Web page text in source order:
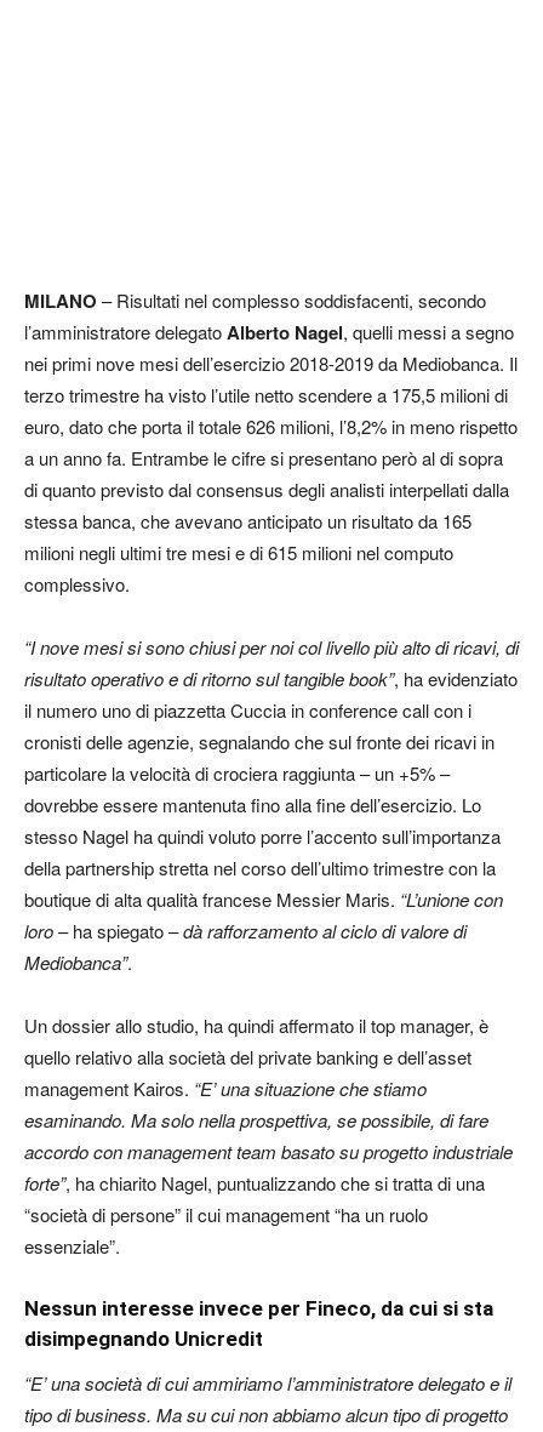
MILANO – Risultati nel complesso soddisfacenti, secondo
l’amministratore delegatoAlberto Nagel, quelli messi a segno
nei primi nove mesi dell’esercizio 2018-2019 da Mediobanca. Il
terzo trimestre ha visto l’utile netto scendere a 175,5 milioni di
euro, dato che porta il totale 626 milioni, l’8,2% in meno rispetto
a un anno fa. Entrambe le cifre si presentano però al di sopra
di quanto previsto dal consensus degli analisti interpellati dalla
stessa banca, che avevano anticipato un risultato da 165
milioni negli ultimi tre mesi e di 615 milioni nel computo
complessivo.
“I nove mesi si sono chiusi per noi col livello più alto di ricavi, di
risultato operativo e di ritorno sul tangible book”, ha evidenziato
il numero uno di piazzetta Cuccia in conference call con i
cronisti delle agenzie, segnalando che sul fronte dei ricavi in
particolare la velocità di crociera raggiunta – un +5% –
dovrebbe essere mantenuta fino alla fine dell’esercizio. Lo
stesso Nagel ha quindi voluto porre l’accento sull’importanza
della partnership stretta nel corso dell’ultimo trimestre con la
boutique di alta qualità francese Messier Maris. “L’unione con
loro– ha spiegato –dà rafforzamento al ciclo di valore di
Mediobanca”.
Un dossier allo studio, ha quindi affermato il top manager, è
quello relativo alla società del private banking e dell’asset
management Kairos. “E’ una situazione che stiamo
esaminando. Ma solo nella prospettiva, se possibile, di fare
accordo con management team basato su progetto industriale
forte”, ha chiarito Nagel, puntualizzando che si tratta di una
“società di persone” il cui management “ha un ruolo
essenziale”.
Nessun interesse invece per Fineco, da cui si sta
disimpegnando Unicredit
“E’ una società di cui ammiriamo l’amministratore delegato e il
tipo di business. Ma su cui non abbiamo alcun tipo di progetto